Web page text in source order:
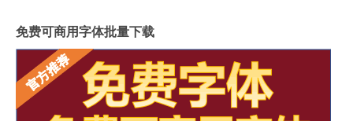
免费可商用字体批量下载